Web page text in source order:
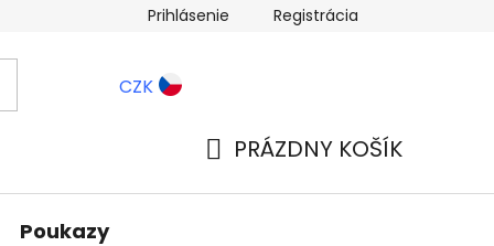
Blog
Prihlásenie Registrácia
CZK
PRÁZDNY KOŠÍK
Poukazy